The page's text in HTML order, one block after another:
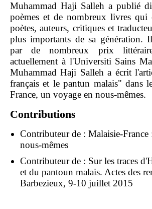
Muhammad Haji Salleh a publié
poèmes et de nombreux livres
poètes, auteurs, critiques et
plus importants de sa génération.
par de nombreux prix
actuellement à l'Universiti Sains
Muhammad Haji Salleh a écrit
français et le pantun malais" dans
France, un voyage en nous-mêmes.
Contributions
Contributeur de : Malaisie-
nous-mêmes
Contributeur de : Sur les traces
et du pantoun malais. Actes des
Barbezieux, 9-10 juillet 2015